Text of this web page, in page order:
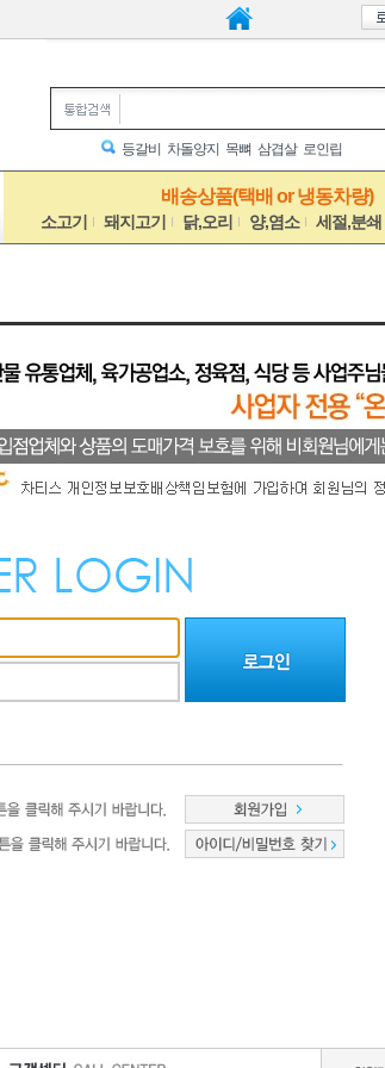
등갈비 차돌양지 목뼈 삼겹살 로인립
배송상품(택배 or 냉동차량)
소고기 돼지고기 닭,오리 양,염소 세절,분쇄